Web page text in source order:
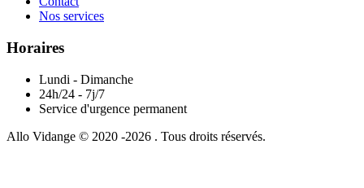
Nos services
Horaires
Lundi - Dimanche
24h/24 - 7j/7
Service d'urgence permanent
Allo Vidange © 2020 -2026 . Tous droits réservés.